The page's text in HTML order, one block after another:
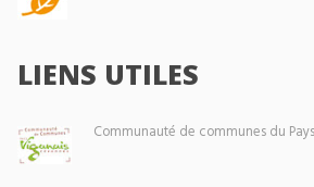
LIENS UTILES
Communauté de communes du